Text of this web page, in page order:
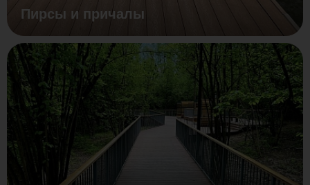
Пирсы и причалы